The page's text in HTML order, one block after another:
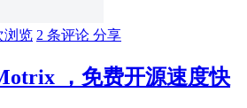
浏览 2 条评论 分享
，免费开源速度快